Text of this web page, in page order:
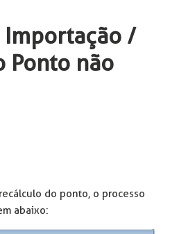
Importação /
Ponto não
do ponto, o processo
abaixo: